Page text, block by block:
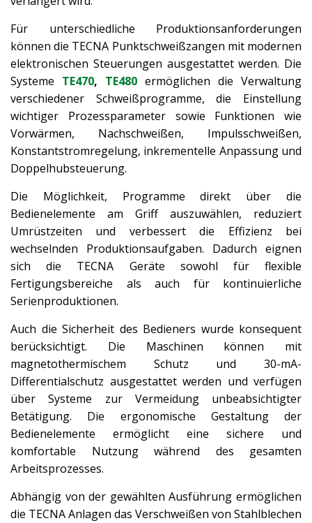
Für unterschiedliche Produktionsanforderungen
können die TECNA Punktschweißzangen mit modernen
elektronischen Steuerungen ausgestattet werden. Die
Systeme TE470, TE480 ermöglichen die Verwaltung
verschiedener Schweißprogramme, die Einstellung
wichtiger Prozessparameter sowie Funktionen wie
Vorwärmen, Nachschweißen, Impulsschweißen,
Konstantstromregelung, inkrementelle Anpassung und
Doppelhubsteuerung.
Die Möglichkeit, Programme direkt über die
Bedienelemente am Griff auszuwählen, reduziert
Umrüstzeiten und verbessert die Effizienz bei
wechselnden Produktionsaufgaben. Dadurch eignen
sich die TECNA Geräte sowohl für flexible
Fertigungsbereiche als auch für kontinuierliche
Serienproduktionen.
Auch die Sicherheit des Bedieners wurde konsequent
berücksichtigt. Die Maschinen können mit
magnetothermischem Schutz und 30-mA-
Differentialschutz ausgestattet werden und verfügen
über Systeme zur Vermeidung unbeabsichtigter
Betätigung. Die ergonomische Gestaltung der
Bedienelemente ermöglicht eine sichere und
komfortable Nutzung während des gesamten
Arbeitsprozesses.
Abhängig von der gewählten Ausführung ermöglichen
die TECNA Anlagen das Verschweißen von Stahlblechen